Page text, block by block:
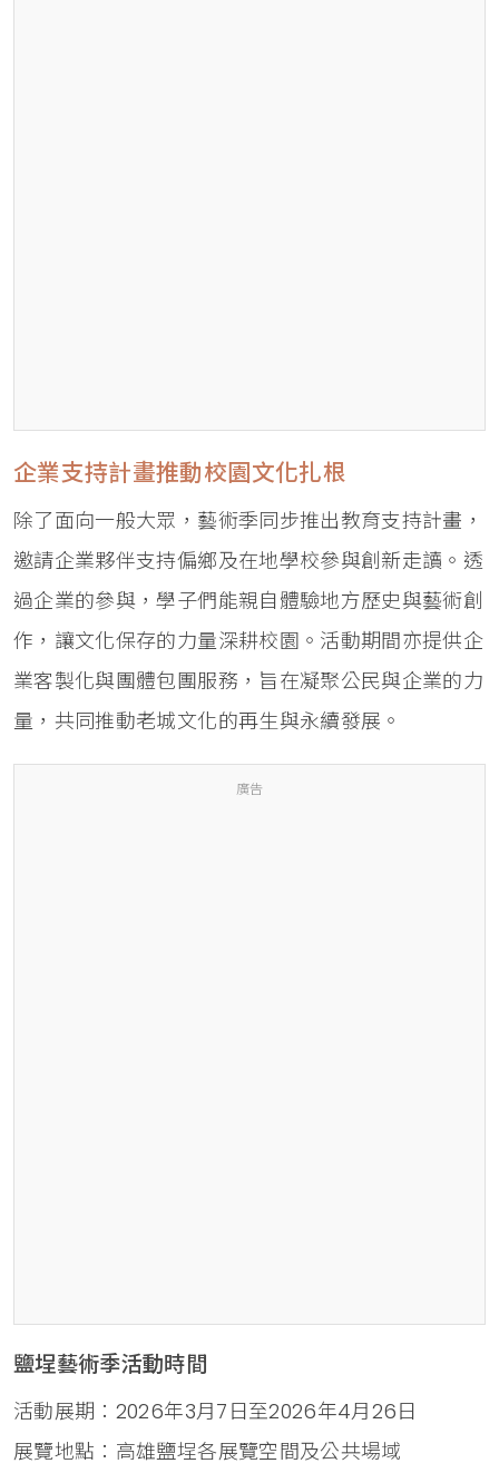
企業支持計畫推動校園文化扎根
除了面向一般大眾，藝術季同步推出教育支持計畫，
邀請企業夥伴支持偏鄉及在地學校參與創新走讀。透
過企業的參與，學子們能親自體驗地方歷史與藝術創
作，讓文化保存的力量深耕校園。活動期間亦提供企
業客製化與團體包團服務，旨在凝聚公民與企業的力
量，共同推動老城文化的再生與永續發展。
廣告
鹽埕藝術季活動時間
活動展期：2026年3月7日至2026年4月26日
展覽地點：高雄鹽埕各展覽空間及公共場域